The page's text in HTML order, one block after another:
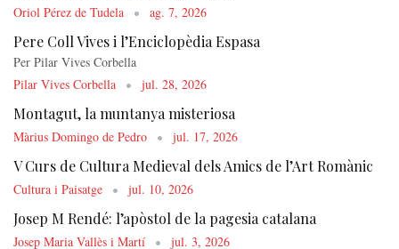
Oriol Pérez de Tudela ag. 7, 2026
Pere Coll Vives i l’Enciclopèdia Espasa
Per Pilar Vives Corbella
Pilar Vives Corbella
jul. 28, 2026
Montagut, la muntanya misteriosa
Màrius Domingo de Pedro jul. 17, 2026
V Curs de Cultura Medieval dels Amics de l’Art Romànic
Cultura i Paisatge jul. 10, 2026
Josep M Rendé: l’apòstol de la pagesia catalana
Josep Maria Vallès i Martí jul. 3, 2026